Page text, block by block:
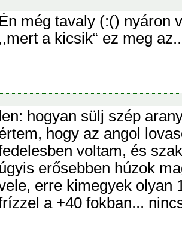
Én még tavaly (:() nyáron
,,mert a kicsik“ ez meg
len: hogyan sülj szép
hogy az angol
voltam, és
erősebben húzok
erre kimegyek olyan
a +40 fokban...